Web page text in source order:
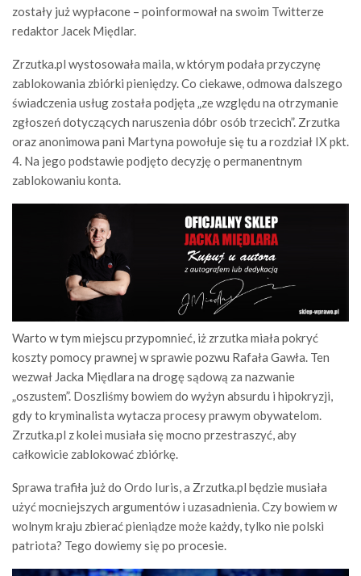
zostały już wypłacone – poinformował na swoim Twitterze
redaktor Jacek Międlar.
Zrzutka.pl wystosowała maila, w którym podała przyczynę
zablokowania zbiórki pieniędzy. Co ciekawe, odmowa dalszego
świadczenia usług została podjęta „ze względu na otrzymanie
zgłoszeń dotyczących naruszenia dóbr osób trzecich”. Zrzutka
oraz anonimowa pani Martyna powołuje się tu a rozdział IX pkt.
4. Na jego podstawie podjęto decyzję o permanentnym
zablokowaniu konta.
Warto w tym miejscu przypomnieć, iż zrzutka miała pokryć
koszty pomocy prawnej w sprawie pozwu Rafała Gawła. Ten
wezwał Jacka Międlara na drogę sądową za nazwanie
„oszustem”. Doszliśmy bowiem do wyżyn absurdu i hipokryzji,
gdy to kryminalista wytacza procesy prawym obywatelom.
Zrzutka.pl z kolei musiała się mocno przestraszyć, aby
całkowicie zablokować zbiórkę.
Sprawa trafiła już do Ordo Iuris, a Zrzutka.pl będzie musiała
użyć mocniejszych argumentów i uzasadnienia. Czy bowiem w
wolnym kraju zbierać pieniądze może każdy, tylko nie polski
patriota? Tego dowiemy się po procesie.